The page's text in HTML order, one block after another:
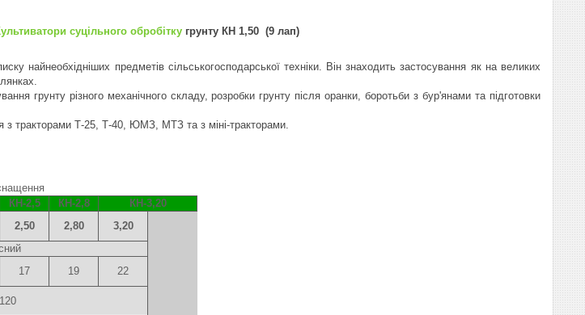
суцільного обробіткугрунту КН 1,50 (9 лап)
найнеобхідніших предметів сільськогосподарської техніки. Він знаходить застосування як на великих
грунту різного механічного складу, розробки грунту після оранки, боротьби з бур'янами та підготовки
з тракторами Т-25, Т-40, ЮМЗ, МТЗ та з міні-тракторами.
КН-2,5 КН-2,8 КН-3,20
2,50 2,80
3,20
17 19
22